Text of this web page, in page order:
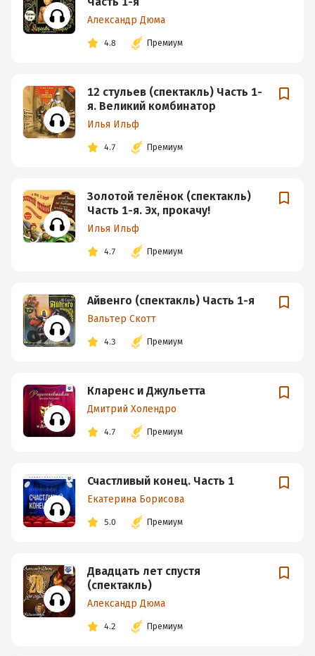
Александр Дюма
4.8 Премиум
12 стульев (спектакль) Часть 1-
я. Великий комбинатор
Илья Ильф
4.7 Премиум
Золотой телёнок (спектакль)
Часть 1-я. Эх, прокачу!
Илья Ильф
4.7 Премиум
Айвенго (спектакль) Часть 1-я
Вальтер Скотт
4.3 Премиум
Кларенс и Джульетта
Дмитрий Холендро
4.7 Премиум
Счастливый конец. Часть 1
Екатерина Борисова
5.0 Премиум
Двадцать лет спустя
(спектакль)
Александр Дюма
4.2 Премиум